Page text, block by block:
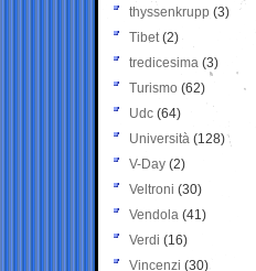
thyssenkrupp (3)
Tibet(2)
tredicesima (3)
Turismo (62)
Udc (64)
Università (128)
V-Day (2)
Veltroni (30)
Vendola (41)
Verdi (16)
Vincenzi (30)